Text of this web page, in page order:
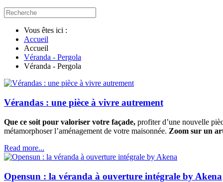
Vous êtes ici :
Accueil
Accueil
Véranda - Pergola
Véranda - Pergola
Vérandas : une pièce à vivre autrement
Que ce soit pour valoriser votre façade, profiter d’une nouvelle
métamorphoser l’aménagement de votre maisonnée. Zoom sur un
Read more...
Opensun : la véranda à ouverture intégrale by Akena